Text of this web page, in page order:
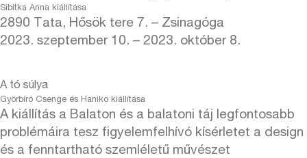
Sibitka Anna kiállítása
2890 Tata, Hősök tere 7. – Zsinagóga
2023. szeptember 10. – 2023. október 8.
A tó súlya
Györbíró Csenge és Haniko kiállítása
A kiállítás a Balaton és a balatoni táj legfontosabb
problémáira tesz figyelemfelhívó kísérletet a design
és a fenntartható szemléletű művészet